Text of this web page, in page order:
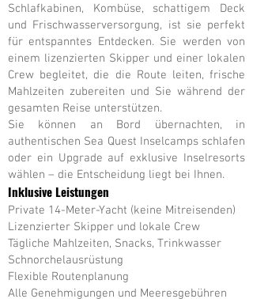
Schlafkabinen, Kombüse, schattigem Deck
und Frischwasserversorgung, ist sie perfekt
für entspanntes Entdecken. Sie werden von
einem lizenzierten Skipper und einer lokalen
Crew begleitet, die die Route leiten, frische
Mahlzeiten zubereiten und Sie während der
gesamten Reise unterstützen.
Sie können an Bord übernachten, in
authentischen Sea Quest Inselcamps schlafen
oder ein Upgrade auf exklusive Inselresorts
wählen – die Entscheidung liegt bei Ihnen.
Inklusive Leistungen
Private 14-Meter-Yacht (keine Mitreisenden)
Lizenzierter Skipper und lokale Crew
Tägliche Mahlzeiten, Snacks, Trinkwasser
Schnorchelausrüstung
Flexible Routenplanung
Alle Genehmigungen und Meeresgebühren